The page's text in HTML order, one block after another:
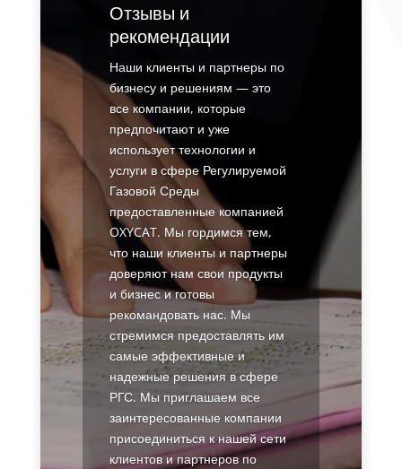
Отзывы и
рекомендации
Наши клиенты и партнеры по
бизнесу и решениям — это
все компании, которые
предпочитают и уже
использует технологии и
услуги в сфере Регулируемой
Газовой Среды
предоставленные компанией
OXYCAT. Мы гордимся тем,
что наши клиенты и партнеры
доверяют нам свои продукты
и бизнес и готовы
рекомандовать нас. Мы
стремимся предоставлять им
самые эффективные и
надежные решения в сфере
РГС. Мы приглашаем все
заинтересованные компании
присоединиться к нашей сети
клиентов и партнеров по